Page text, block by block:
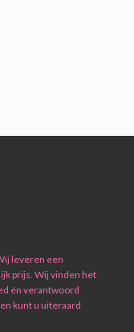
leveren een
prijs. Wij vinden het
én verantwoord
kunt u uiteraard